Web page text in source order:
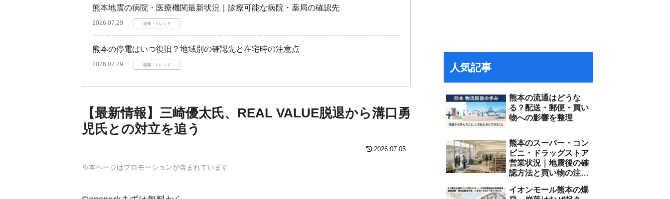
熊本地震の病院・医療機関最新状況｜診療可能な病院・薬局の確認先
2026.07.29 速報・トレンド
熊本の停電はいつ復旧？地域別の確認先と在宅時の注意点
2026.07.29 速報・トレンド
【最新情報】三崎優太氏、REAL VALUE脱退から溝口勇
児氏との対立を追う
2026.07.05
※本ページはプロモーションが含まれています
人気記事
熊本の流通はどうな
る？配送・郵便・買い
物への影響を整理
熊本のスーパー・コン
ビニ・ドラッグストア
営業状況｜地震後の確
認方法と買い物の注意
イオンモール熊本の爆